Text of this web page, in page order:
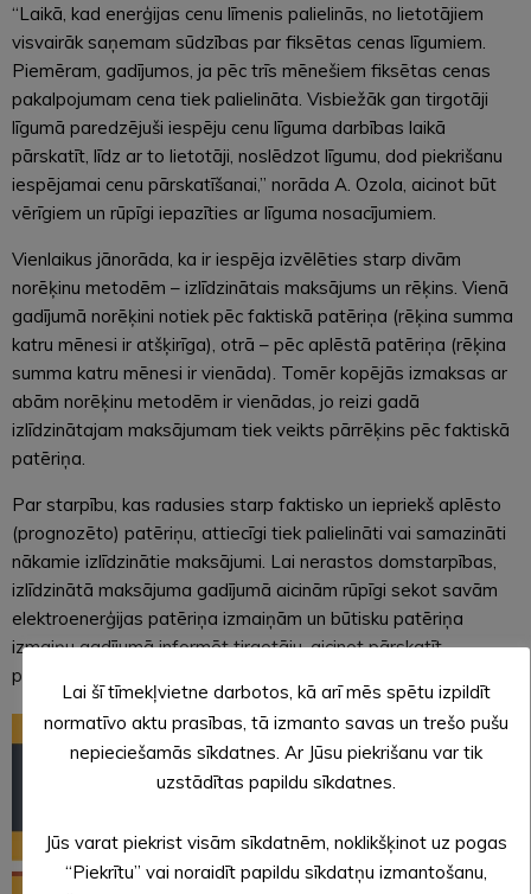
“Laikā, kad enerģijas cenu līmenis palielinās, no lietotājiem
visvairāk saņemam sūdzības par fiksētas cenas līgumiem.
Piemēram, gadījumos, ja pēc trīs mēnešiem fiksētas cenas
pakalpojumam cena tiek palielināta. Visbiežāk gan tirgotāji
līgumā paredzējuši iespēju cenu līguma darbības laikā
pārskatīt, līdz ar to lietotāji, noslēdzot līgumu, dod piekrišanu
iespējamai cenu pārskatīšanai,” norāda A. Ozola, aicinot būt
vērīgiem un rūpīgi iepazīties ar līguma nosacījumiem.
Vienlaikus jānorāda, ka ir iespēja izvēlēties starp divām
norēķinu metodēm – izlīdzinātais maksājums un rēķins. Vienā
gadījumā norēķini notiek pēc faktiskā patēriņa (rēķina summa
katru mēnesi ir atšķirīga), otrā – pēc aplēstā patēriņa (rēķina
summa katru mēnesi ir vienāda). Tomēr kopējās izmaksas ar
abām norēķinu metodēm ir vienādas, jo reizi gadā
izlīdzinātajam maksājumam tiek veikts pārrēķins pēc faktiskā
patēriņa.
Par starpību, kas radusies starp faktisko un iepriekš aplēsto
(prognozēto) patēriņu, attiecīgi tiek palielināti vai samazināti
nākamie izlīdzinātie maksājumi. Lai nerastos domstarpības,
izlīdzinātā maksājuma gadījumā aicinām rūpīgi sekot savām
elektroenerģijas patēriņa izmaiņām un būtisku patēriņa
izmaiņu gadījumā informēt tirgotāju, aicinot pārskatīt
patēriņa aplēsi (prognozi)!
Lai šī tīmekļvietne darbotos, kā arī mēs spētu izpildīt
normatīvo aktu prasības, tā izmanto savas un trešo pušu
nepieciešamās sīkdatnes. Ar Jūsu piekrišanu var tik
uzstādītas papildu sīkdatnes.
Jūs varat piekrist visām sīkdatnēm, noklikšķinot uz pogas
“Piekrītu” vai noraidīt papildu sīkdatņu izmantošanu,